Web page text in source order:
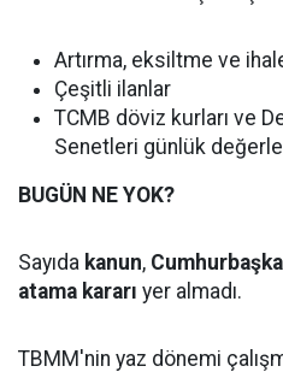
Artırma, eksiltme ve
Çeşitli ilanlar
TCMB döviz kurları ve
Senetleri günlük
BUGÜN NE YOK?
Sayıda kanun,
atama kararı yer almadı.
TBMM'nin yaz dönemi